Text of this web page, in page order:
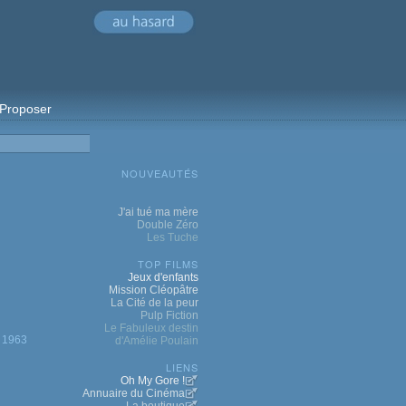
Proposer
1963
NOUVEAUTÉS
J'ai tué ma mère
Double Zéro
Les Tuche
TOP FILMS
Jeux d'enfants
Mission Cléopâtre
La Cité de la peur
Pulp Fiction
Le Fabuleux destin
d'Amélie Poulain
LIENS
Oh My Gore !
Annuaire du Cinéma